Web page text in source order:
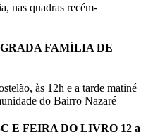
nas quadras recém-
FAMÍLIA DE
às 12h e a tarde matiné
do Bairro Nazaré
E FEIRA DO LIVRO 12 a